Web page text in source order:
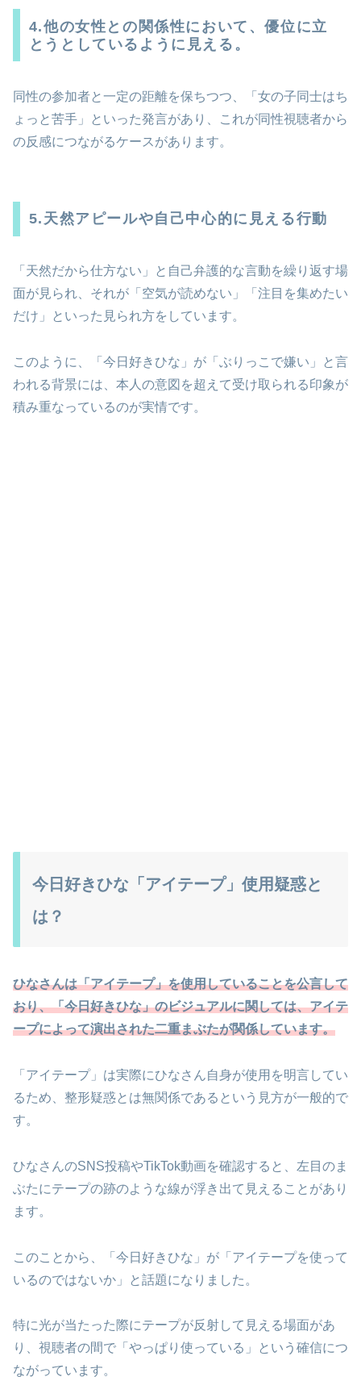
4.他の女性との関係性において、優位に立
とうとしているように見える。
同性の参加者と一定の距離を保ちつつ、「女の子同士はち
ょっと苦手」といった発言があり、これが同性視聴者から
の反感につながるケースがあります。
5.天然アピールや自己中心的に見える行動
「天然だから仕方ない」と自己弁護的な言動を繰り返す場
面が見られ、それが「空気が読めない」「注目を集めたい
だけ」といった見られ方をしています。
このように、「今日好きひな」が「ぶりっこで嫌い」と言
われる背景には、本人の意図を超えて受け取られる印象が
積み重なっているのが実情です。
今日好きひな「アイテープ」使用疑惑と
は？
ひなさんは「アイテープ」を使用していることを公言して
おり、「今日好きひな」のビジュアルに関しては、アイテ
ープによって演出された二重まぶたが関係しています。
「アイテープ」は実際にひなさん自身が使用を明言してい
るため、整形疑惑とは無関係であるという見方が一般的で
す。
ひなさんのSNS投稿やTikTok動画を確認すると、左目のま
ぶたにテープの跡のような線が浮き出て見えることがあり
ます。
このことから、「今日好きひな」が「アイテープを使って
いるのではないか」と話題になりました。
特に光が当たった際にテープが反射して見える場面があ
り、視聴者の間で「やっぱり使っている」という確信につ
ながっています。